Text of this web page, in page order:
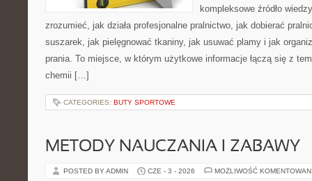
kompleksowe źródło
zrozumieć, jak działa profesjonalne pralnictwo, jak dobierać
suszarek, jak pielęgnować tkaniny, jak usuwać plamy i jak
prania. To miejsce, w którym użytkowe informacje łączą się z
chemii […]
CATEGORIES: BUTY SPORTOWE
METODY NAUCZANIA I ZABAWY
POSTED BY ADMIN CZE - 3 - 2026 MOŻLIWOŚĆ